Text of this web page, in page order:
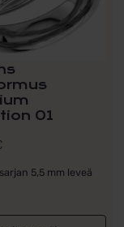
01
5,5 mm leveä